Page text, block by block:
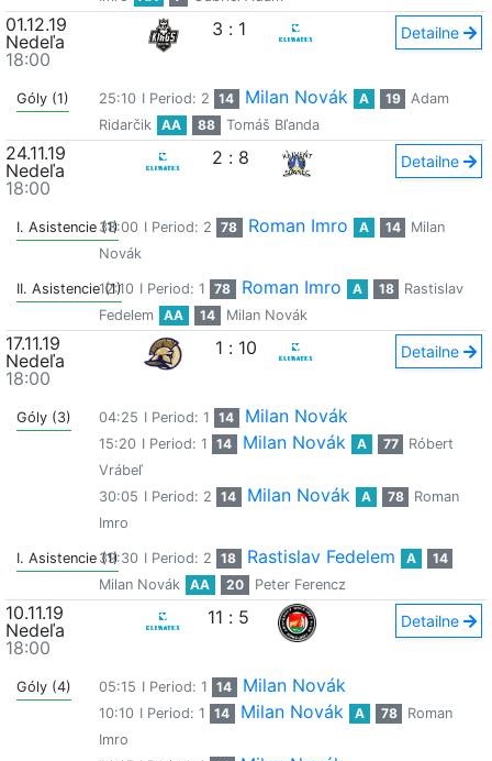
01.12.19
Nedeľa
18:00
3 : 1 Detailne
Góly (1) 25:10 I Period: 2 14 Milan Novák A 19
Adam
Ridarčik
AA 88 Tomáš Bľanda
24.11.19
Nedeľa
18:00
2 : 8 Detailne
I. Asistencie (1)38:00 I Period: 2 78 Roman Imro A 14
Milan
Novák
II. Asistencie (1)
12:10 I Period: 1 78 Roman Imro A 18
Rastislav
Fedelem
AA 14 Milan Novák
17.11.19
Nedeľa
18:00
1 : 10 Detailne
Góly (3) 04:25 I Period: 1 14 Milan Novák
15:20 I Period: 1 14 Milan Novák A 77
Róbert
Vrábeľ
30:05 I Period: 2 14 Milan Novák A 78
Roman
Imro
I. Asistencie (1)39:30 I Period: 2 18 Rastislav Fedelem A
14
Milan Novák
AA 20 Peter Ferencz
10.11.19
Nedeľa
18:00
11 : 5 Detailne
Góly (4) 05:15 I Period: 1 14 Milan Novák
10:10 I Period: 1 14 Milan Novák A 78
Roman
Imro